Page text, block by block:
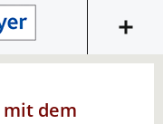
mit dem